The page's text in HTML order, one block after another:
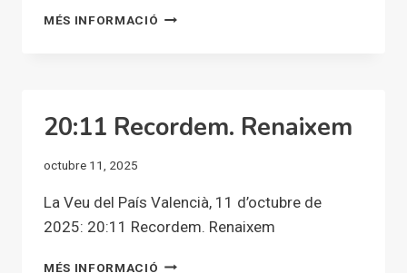
MÉS INFORMACIÓ
LA
RINDEN
HOMENAJE
LAS
20:11 Recordem. Renaixem
octubre 11, 2025
La Veu del País Valencià, 11 d’octubre de
2025: 20:11 Recordem. Renaixem
MÉS INFORMACIÓ 20:11